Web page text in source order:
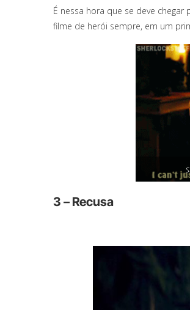
É nessa hora que se deve
filme de herói sempre, em um
3 – Recusa